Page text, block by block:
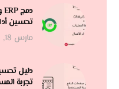
تحسين
مارس 18, 2026
دليل
تجربة